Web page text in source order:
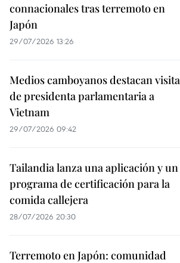
connacionales tras terremoto en
Japón
29/07/2026 13:26
Medios camboyanos destacan visita
de presidenta parlamentaria a
Vietnam
29/07/2026 09:42
Tailandia lanza una aplicación y un
programa de certificación para la
comida callejera
28/07/2026 20:30
Terremoto en Japón: comunidad